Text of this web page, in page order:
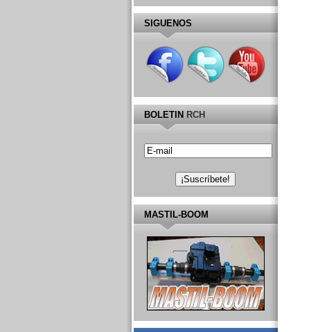
SIGUENOS
BOLETIN RCH
MASTIL-BOOM